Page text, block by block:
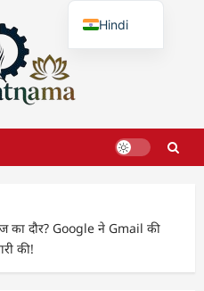
का दौर? Google ने Gmail की
की!
Hindi